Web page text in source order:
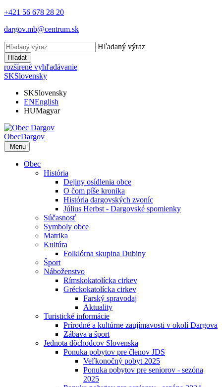
+421 56 678 28 20
dargov.mb@centrum.sk
Hľadaný výraz
Hľadať
rozšírené vyhľadávanie
SKSlovensky
SKSlovensky
ENEnglish
HUMagyar
ObecDargov
Menu
Obec
História
Dejiny osídlenia obce
O čom píše kronika
História dargovských zvoníc
Július Herbst - Dargovské spomienky
Súčasnosť
Symboly obce
Matrika
Kultúra
Folklórna skupina Dubiny
Šport
Náboženstvo
Rímskokatolícka cirkev
Gréckokatolícka cirkev
Farský spravodaj
Aktuality
Turistické informácie
Prírodné a kultúrne zaujímavosti v okolí Dargova
Zábava a šport
Jednota dôchodcov Slovenska
Ponuka pobytov pre členov JDS
Veľkonočný pobyt 2025
Ponuka pobytov pre seniorov - sezóna
2025